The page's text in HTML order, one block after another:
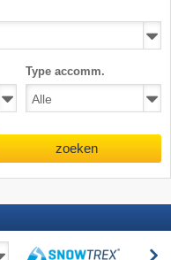
Type accomm.
zoeken